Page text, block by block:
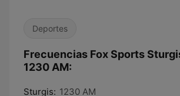
Deportes
Frecuencias Fox Sports
1230 AM:
Sturgis: 1230 AM